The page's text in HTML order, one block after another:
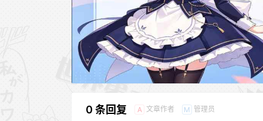
0 条回复 A 文章作者 M 管理员